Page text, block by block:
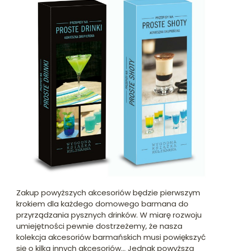
Zakup powyższych akcesoriów będzie pierwszym
krokiem dla każdego domowego barmana do
przyrządzania pysznych drinków. W miarę rozwoju
umiejętności pewnie dostrzeżemy, że nasza
kolekcja akcesoriów barmańskich musi powiększyć
się o kilka innych akcesoriów… Jednak powyższa